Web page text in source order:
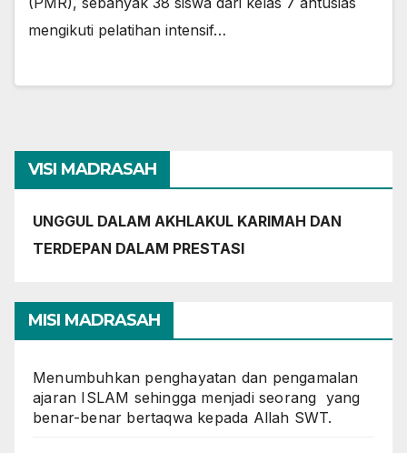
mengikuti pelatihan intensif…
VISI MADRASAH
UNGGUL DALAM AKHLAKUL KARIMAH DAN
TERDEPAN DALAM PRESTASI
MISI MADRASAH
Menumbuhkan penghayatan dan pengamalan
ajaran ISLAM sehingga menjadi seorang yang
benar-benar bertaqwa kepada Allah SWT.